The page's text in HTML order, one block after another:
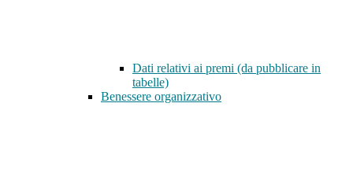
Dati relativi ai premi (da pubblicare in
tabelle)
Benessere organizzativo